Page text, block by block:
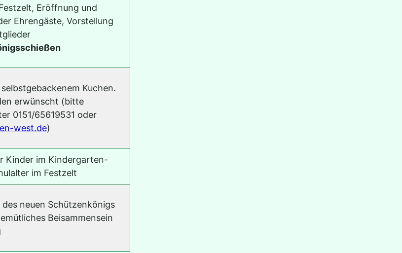
Eröffnung und
Ehrengäste, Vorstellung
Kuchen.
erwünscht (bitte
0151/65619531 oder
west.de)
Kinder im Kindergarten-
im Festzelt
neuen Schützenkönigs
Beisammensein